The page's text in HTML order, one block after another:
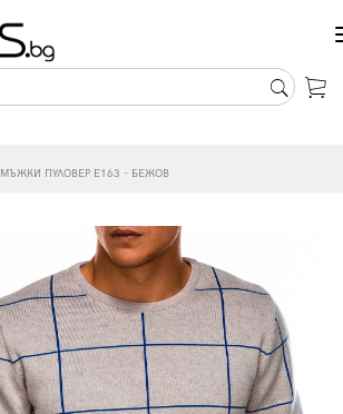
МЪЖКИ ПУЛОВЕР E163 - БЕЖОВ